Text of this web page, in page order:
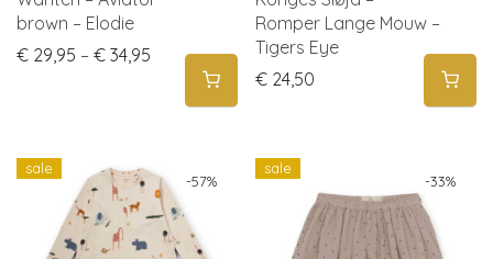
brown – Elodie
€ 29,95 – € 34,95 Price range: € 29,95 through € 34,95
Romper Lange Mouw –
Tigers Eye
€ 24,50
-57%
sale
-33%
sale